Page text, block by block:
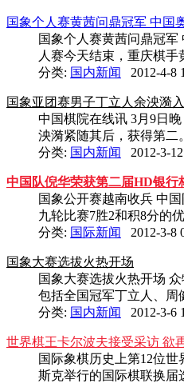
国象个人赛黄茜问鼎冠军 中国
国象个人赛黄茜问鼎冠
人赛今天结束，重庆棋手
分类: 国内新闻 2012-4-8
国象亚团赛男子丁立人余泱漪
中国棋院在线讯 3月9日
泱漪紧随其后，获得第二
分类: 国内新闻 2012-3-
中国队倪华荣获第二届HD银行
国象公开赛越南收兵 中
九轮比赛7胜2和积8分的
分类: 国际新闻 2012-3-8
国象大赛选拔火热开场
国象大赛选拔火热开场
包括全国冠军丁立人、周
分类: 国内新闻 2012-3-6
世界棋王卡尔波夫接受采访 欲
国际象棋历史上第12位
斯克举行的国际棋联换届